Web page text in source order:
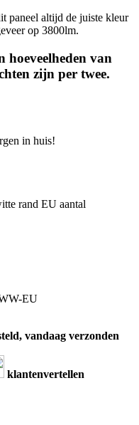
paneel altijd de juiste kleur
op 3800lm.
van
zijn per twee.
in huis!
rand EU aantal
EU
vandaag verzonden
klantenvertellen